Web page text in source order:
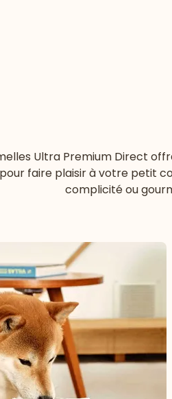
Ultra Premium Direct
faire plaisir à votre petit
complicité ou